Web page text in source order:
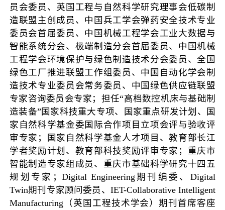
员会委员、英国工程与自然科学研究理事会低碳制
造联盟主创成员、中国兵工学会弹药安全技术专业
委员会首届委员、中国机械工程学会工业大数据与
智能系统分会、极端制造分会首届委员、中国机械
工程学会环境保护与绿色制造技术分会委员、全国
绿色工厂推进联盟工作组委员、中国自动化学会制
造技术专业委员会常务委员、中国绿色供应链联盟
专家咨询委员会专家；担任“高档数控机床与基础制
造装备”国家科技重大专项、国家重点研发计划、国
家自然科学基金委国际合作项目立项会评与验收评
审专家；国家自然科学基金人才项目、教育部长江
学者奖励计划、教育部科技奖励评审专家；重庆市
智能制造专家组成员、重庆市基础科学研究十四五
规划专家；Digital Engineering期刊编委、Digital
Twin期刊专家顾问委员、IET-Collaborative Intelligent
Manufacturing（英国工程技术学会）期刊首席客座